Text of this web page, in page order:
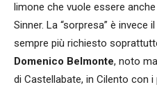
limone che vuole essere
Sinner. La “sorpresa” è
sempre più richiesto
Domenico Belmonte, noto
di Castellabate, in Cilento con